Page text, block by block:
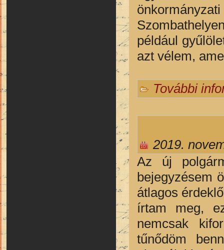
például
azt vélem,
További
2019.
Az új
bejegyzésem
átlagos
írtam meg,
nemcsak
tűnődöm